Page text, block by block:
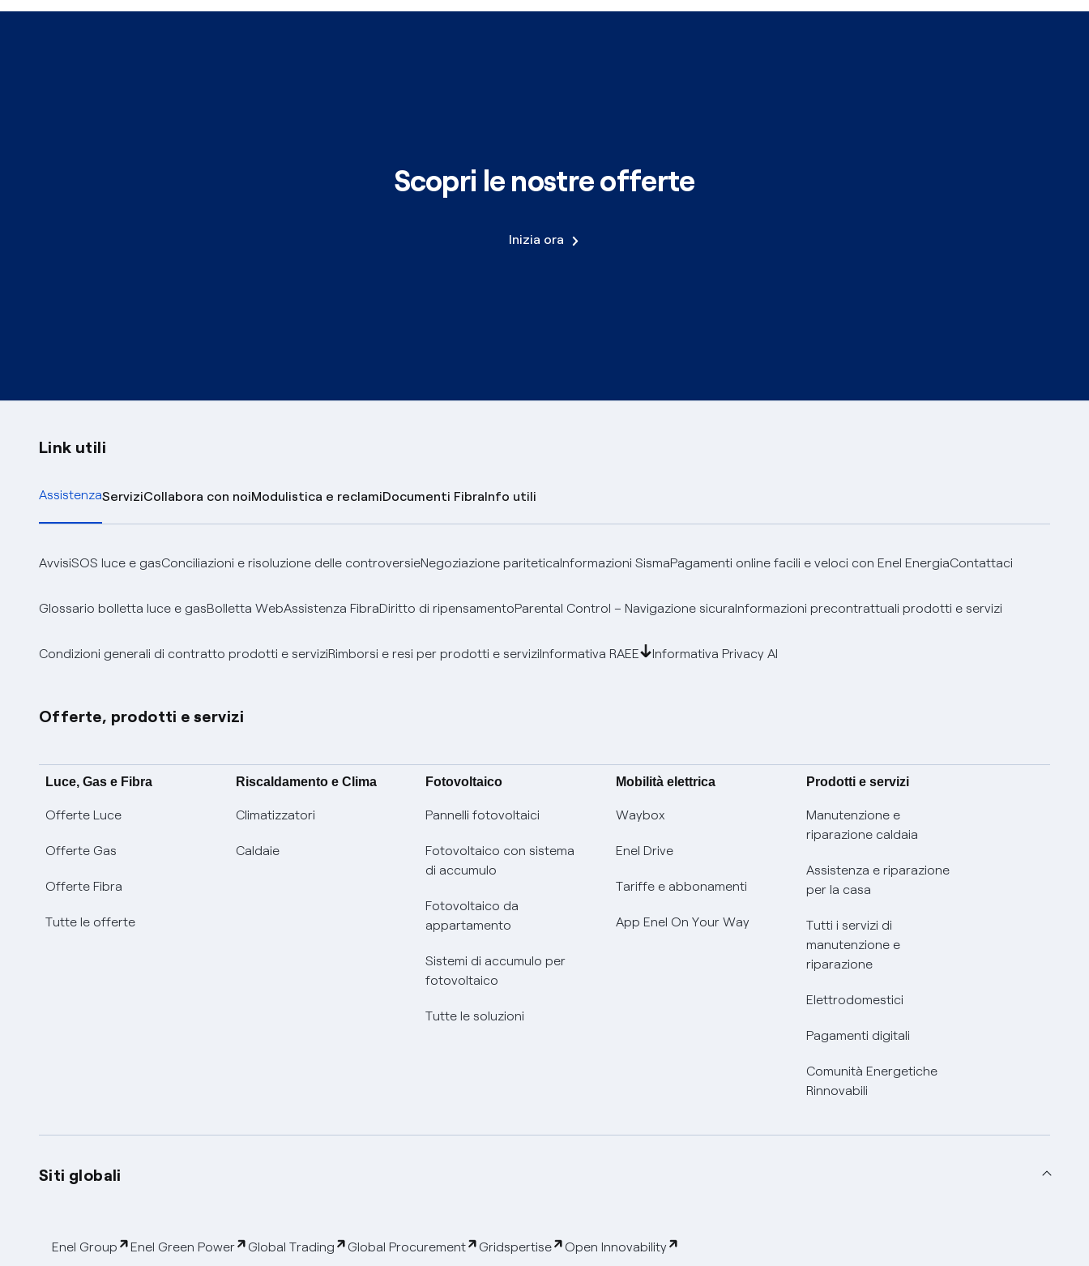
Scopri le nostre offerte
Inizia ora
Link utili
AssistenzaServiziCollabora con noiModulistica e reclamiDocumenti FibraInfo utili
AvvisiSOS luce e gasConciliazioni e risoluzione delle controversieNegoziazione pariteticaInformazioni SismaPagamenti online facili e veloci con Enel EnergiaContattaci
Glossario bolletta luce e gasBolletta WebAssistenza FibraDiritto di ripensamentoParental Control – Navigazione sicuraInformazioni precontrattuali prodotti e servizi
Condizioni generali di contratto prodotti e serviziRimborsi e resi per prodotti e serviziInformativa RAEE Informativa Privacy AI
Offerte, prodotti e servizi
Luce, Gas e Fibra
Offerte Luce
Offerte Gas
Offerte Fibra
Tutte le offerte
Riscaldamento e Clima
Climatizzatori
Caldaie
Fotovoltaico
Pannelli fotovoltaici
Fotovoltaico con sistema
di accumulo
Fotovoltaico da
appartamento
Sistemi di accumulo per
fotovoltaico
Tutte le soluzioni
Mobilità elettrica
Waybox
Enel Drive
Tariffe e abbonamenti
App Enel On Your Way
Prodotti e servizi
Manutenzione e
riparazione caldaia
Assistenza e riparazione
per la casa
Tutti i servizi di
manutenzione e
riparazione
Elettrodomestici
Pagamenti digitali
Comunità Energetiche
Rinnovabili
Siti globali
Enel Group Enel Green Power Global Trading Global Procurement Gridspertise Open Innovability